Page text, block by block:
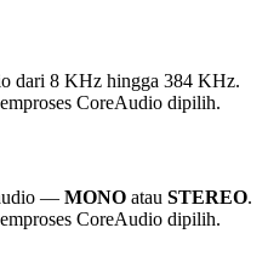
dari 8 KHz hingga 384 KHz.
CoreAudio dipilih.
— MONO atau STEREO.
CoreAudio dipilih.